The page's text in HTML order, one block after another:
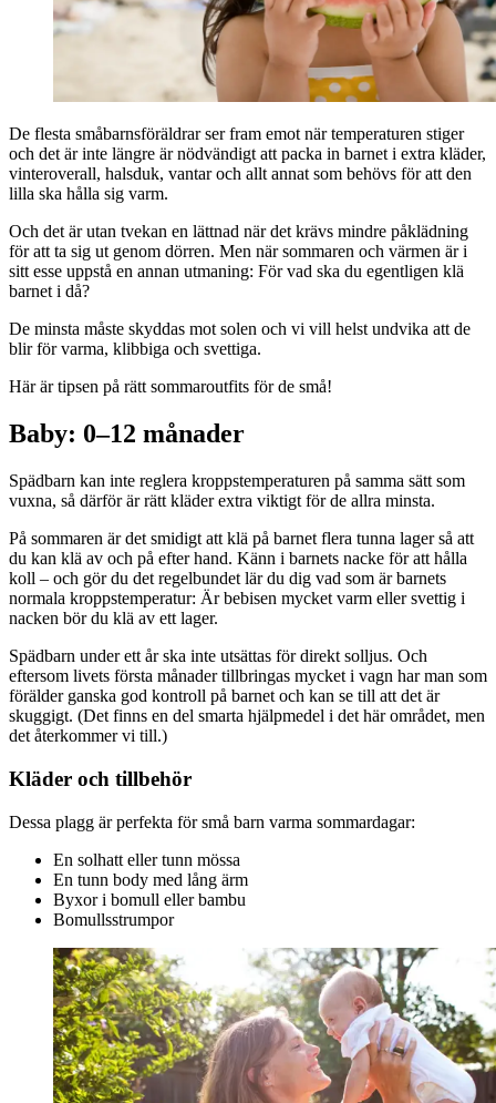
De flesta småbarnsföräldrar ser fram emot när temperaturen stiger
och det är inte längre är nödvändigt att packa in barnet i extra kläder,
vinteroverall, halsduk, vantar och allt annat som behövs för att den
lilla ska hålla sig varm.
Och det är utan tvekan en lättnad när det krävs mindre påklädning
för att ta sig ut genom dörren. Men när sommaren och värmen är i
sitt esse uppstå en annan utmaning: För vad ska du egentligen klä
barnet i då?
De minsta måste skyddas mot solen och vi vill helst undvika att de
blir för varma, klibbiga och svettiga.
Här är tipsen på rätt sommaroutfits för de små!
Baby: 0–12 månader
Spädbarn kan inte reglera kroppstemperaturen på samma sätt som
vuxna, så därför är rätt kläder extra viktigt för de allra minsta.
På sommaren är det smidigt att klä på barnet flera tunna lager så att
du kan klä av och på efter hand. Känn i barnets nacke för att hålla
koll – och gör du det regelbundet lär du dig vad som är barnets
normala kroppstemperatur: Är bebisen mycket varm eller svettig i
nacken bör du klä av ett lager.
Spädbarn under ett år ska inte utsättas för direkt solljus. Och
eftersom livets första månader tillbringas mycket i vagn har man som
förälder ganska god kontroll på barnet och kan se till att det är
skuggigt. (Det finns en del smarta hjälpmedel i det här området, men
det återkommer vi till.)
Kläder och tillbehör
Dessa plagg är perfekta för små barn varma sommardagar:
En solhatt eller tunn mössa
En tunn body med lång ärm
Byxor i bomull eller bambu
Bomullsstrumpor